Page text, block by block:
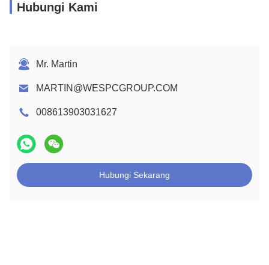
Hubungi Kami
Mr. Martin
MARTIN@WESPCGROUP.COM
008613903031627
Hubungi Sekarang